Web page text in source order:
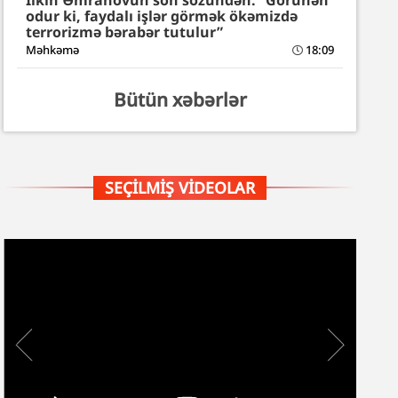
odur ki, faydalı işlər görmək ökəmizdə
terrorizmə bərabər tutulur”
Məhkəmə 18:09
Bütün xəbərlər
SEÇILMIŞ VIDEOLAR